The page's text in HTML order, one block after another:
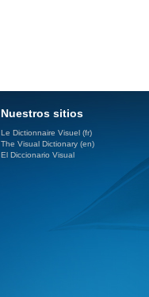
Nuestros sitios
Le Dictionnaire Visuel (fr)
The Visual Dictionary (en)
El Diccionario Visual